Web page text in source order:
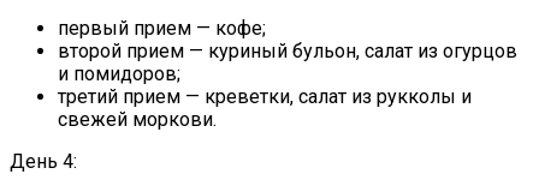
первый прием — кофе;
второй прием — куриный бульон, салат из огурцов
и помидоров;
третий прием — креветки, салат из рукколы и
свежей моркови.
День 4: